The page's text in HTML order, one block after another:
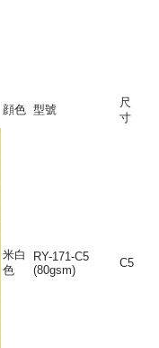
顔色 型號
尺
寸
米白
色
RY-171-C5
(80gsm)
C5